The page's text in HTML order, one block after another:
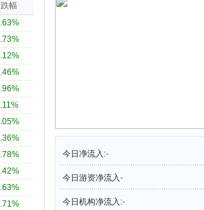
幅
今日净流入:-
今日游资净流入-
今日机构净流入:-